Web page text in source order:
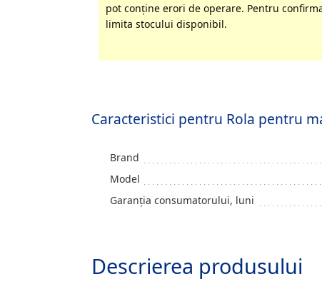
pot conţine erori de operare. Pentru
limita stocului disponibil.
Caracteristici pentru Rola pentru
Brand
Model
Garanția consumatorului, luni
Descrierea produsului